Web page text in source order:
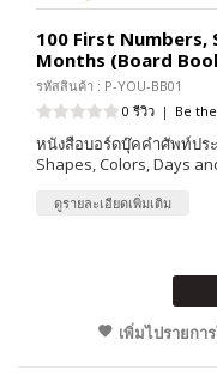
100 First Numbers,
Months (Board
รหัสสินค้า : P-YOU-BB01
0 รีวิว | Be
หนังสือบอร์ดบุ๊คคำศัพท์ประ
Shapes, Colors, Days
ดูรายละเอียดเพิ่มเติม
เพิ่มไปรายกา